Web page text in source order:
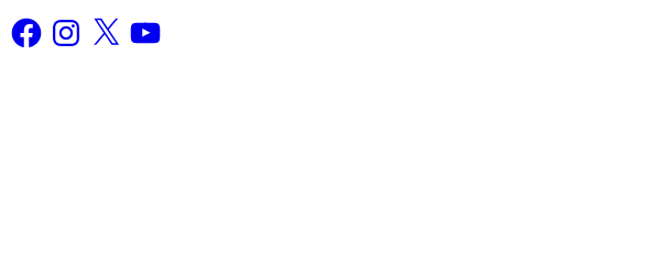
FacebookInstagram
X YouTube